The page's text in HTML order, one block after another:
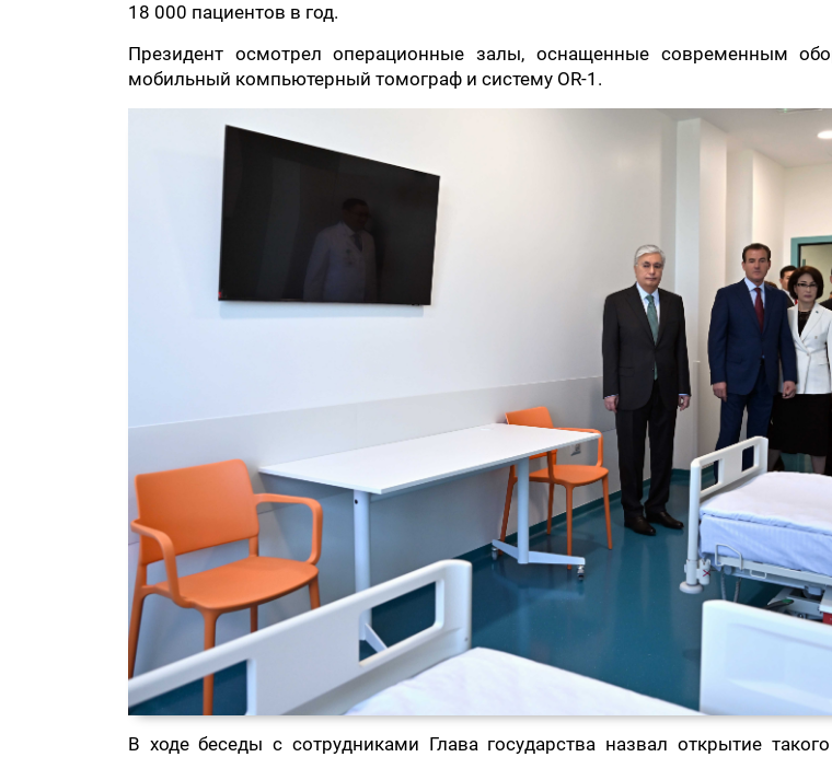
18 000 пациентов в год.
Президент осмотрел операционные залы, оснащенные современным
мобильный компьютерный томограф и систему OR-1.
В ходе беседы с сотрудниками Глава государства назвал открытие